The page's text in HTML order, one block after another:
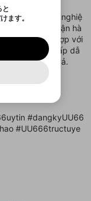
mang đến trải nghiệ
Với hệ thống vận hà
UU666 phù hợp với
tỷ lệ thưởng hấp dẫ
nhập hiệu quả.
#dangkyUU66
#UU666tructuye
OK
そのプレイ
ん
しました。
シー・外部
意頂いた上
ールで受
シー・外部
意頂いた上
を作成する
ます。
上を目的
生年月の
が受信拒否設
0
反しているか
ビスで、
に関してのお
Discordの仕
終了する可能